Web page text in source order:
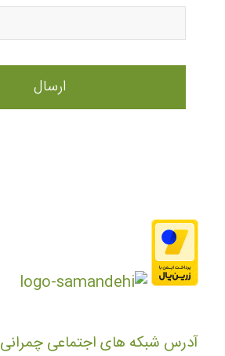
آدرس شبکه های اجتماعی چمرانی